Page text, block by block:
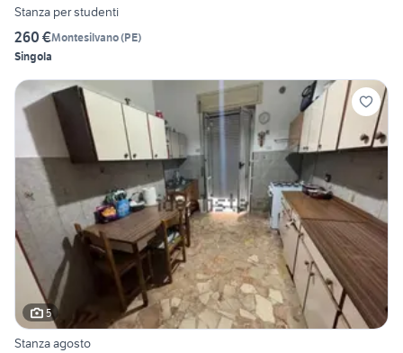
Stanza per studenti
260 €Montesilvano(PE)
Singola
5
Stanza agosto